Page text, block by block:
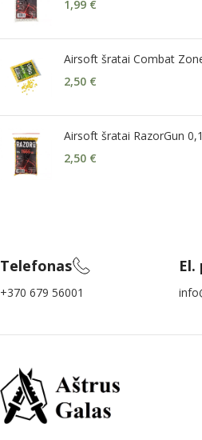
1,99 €
Airsoft šratai Combat
2,50 €
Airsoft šratai RazorGun
2,50 €
Telefonas
+370 679 56001
El.